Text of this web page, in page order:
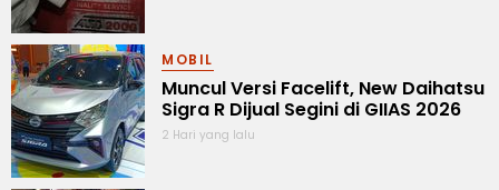
MOBIL
Muncul Versi Facelift, New Daihatsu
Sigra R Dijual Segini di GIIAS 2026
2 Hari yang lalu